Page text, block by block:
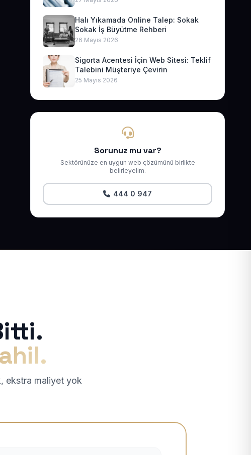
Halı Yıkamada Online Talep: Sokak
Sokak İş Büyütme Rehberi
26 Mayıs 2026
Sigorta Acentesi İçin Web Sitesi: Teklif
Talebini Müşteriye Çevirin
25 Mayıs 2026
Sorunuz mu var?
Sektörünüze en uygun web çözümünü birlikte
belirleyelim.
444 0 947
ekstra maliyet yok